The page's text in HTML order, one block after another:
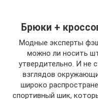
Брюки +
Модные эксперты
можно ли носить
утвердительно. И не
взглядов
широко
спортивный шик,